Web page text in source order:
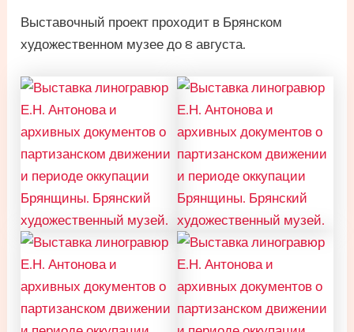
Выставочный проект проходит в Брянском
художественном музее до 8 августа.